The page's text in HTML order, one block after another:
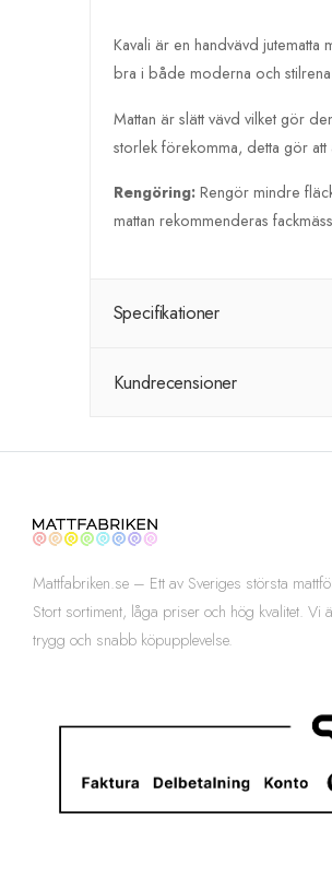
Kavali är en handvävd
bra i både moderna och
Mattan är slätt vävd vilket gör
storlek förekomma, detta gör
Rengöring:Rengör mindre
mattan rekommenderas
Specifikationer
Kundrecensioner
Mattfabriken.se – Ett av Sveriges största
Stort sortiment, låga priser och hög kvalitet. Vi
trygg och snabb köpupplevelse.